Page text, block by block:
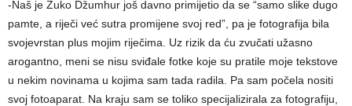
-Naš je Zuko Džumhur još davno primijetio da se “samo slike dugo
pamte, a riječi već sutra promijene svoj red”, pa je fotografija bila
svojevrstan plus mojim riječima. Uz rizik da ću zvučati užasno
arogantno, meni se nisu sviđale fotke koje su pratile moje tekstove
u nekim novinama u kojima sam tada radila. Pa sam počela nositi
svoj fotoaparat. Na kraju sam se toliko specijalizirala za fotografiju,